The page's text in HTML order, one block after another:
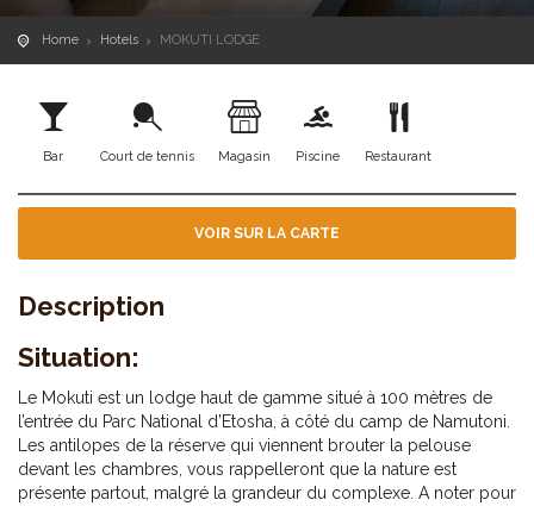
Home Hotels MOKUTI LODGE
Bar Court de tennis Magasin Piscine Restaurant
VOIR SUR LA CARTE
Description
Situation:
Le Mokuti est un lodge haut de gamme situé à 100 mètres de
l’entrée du Parc National d’Etosha, à côté du camp de Namutoni.
Les antilopes de la réserve qui viennent brouter la pelouse
devant les chambres, vous rappelleront que la nature est
présente partout, malgré la grandeur du complexe. A noter pour